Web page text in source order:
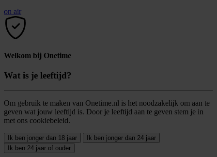
on air
Welkom bij Onetime
Wat is je leeftijd?
Om gebruik te maken van Onetime.nl is het noodzakelijk om aan te
geven wat jouw leeftijd is. Door je leeftijd aan te geven stem je in
met ons cookiebeleid.
Ik ben jonger dan 18 jaar
Ik ben jonger dan 24 jaar
Ik ben 24 jaar of ouder